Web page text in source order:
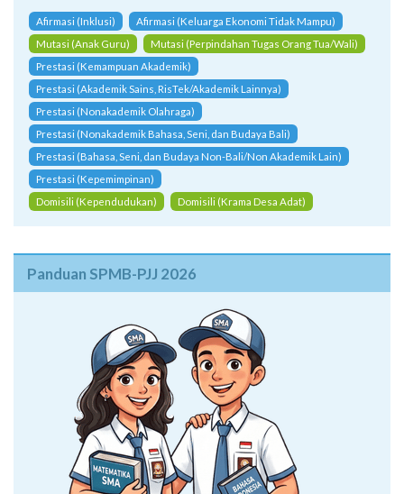
Afirmasi (Inklusi)
Afirmasi (Keluarga Ekonomi Tidak Mampu)
Mutasi (Anak Guru)
Mutasi (Perpindahan Tugas Orang Tua/Wali)
Prestasi (Kemampuan Akademik)
Prestasi (Akademik Sains, RisTek/Akademik Lainnya)
Prestasi (Nonakademik Olahraga)
Prestasi (Nonakademik Bahasa, Seni, dan Budaya Bali)
Prestasi (Bahasa, Seni, dan Budaya Non-Bali/Non Akademik Lain)
Prestasi (Kepemimpinan)
Domisili (Kependudukan)
Domisili (Krama Desa Adat)
Panduan SPMB-PJJ 2026